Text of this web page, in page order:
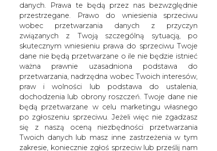
danych. Prawa te będą przez nas bezwzględnie
przestrzegane. Prawo do wniesienia sprzeciwu
wobec przetwarzania danych z przyczyn
związanych z Twoją szczególną sytuacją, po
skutecznym wniesieniu prawa do sprzeciwu Twoje
dane nie będą przetwarzane o ile nie będzie istnieć
ważna prawnie uzasadniona podstawa do
przetwarzania, nadrzędna wobec Twoich interesów,
praw i wolności lub podstawa do ustalenia,
dochodzenia lub obrony roszczeń. Twoje dane nie
będą przetwarzane w celu marketingu własnego
po zgłoszeniu sprzeciwu. Jeżeli więc nie zgadzasz
się z naszą oceną niezbędności przetwarzania
Twoich danych lub masz inne zastrzeżenia w tym
zakresie, koniecznie zgłoś sprzeciw lub prześlij nam
Ceny gazu na europejskim rynku
rosną o ponad 7 proc.
Ceny gazu w holenderskim hubie TTF w
kontraktach lipcowych i sierpniowych
we wtorek ok. godz. 9.15 rosły o ponad 7
proc.
Kontrakty lipcowe były wyceniane na 37,40 euro za MWh,